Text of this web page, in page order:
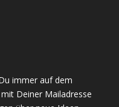
immer auf dem
Deiner Mailadresse